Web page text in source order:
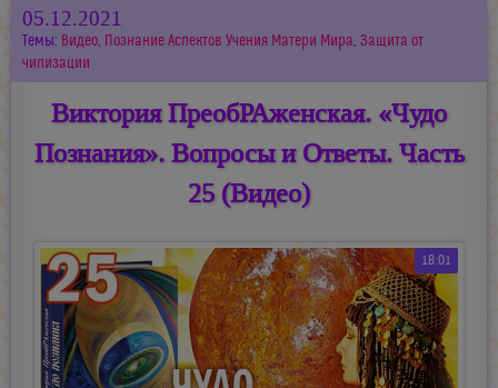
05.12.2021
Темы: Видео, Познание Аспектов Учения Матери Мира, Защита от
чипизации
Виктория ПреобРАженская. «Чудо
Познания». Вопросы и Ответы. Часть
25 (Видео)
18:01